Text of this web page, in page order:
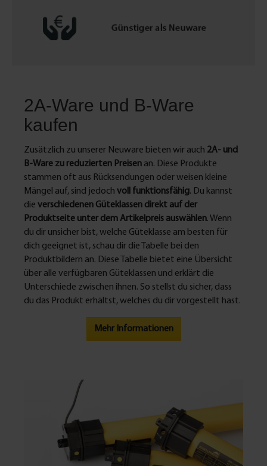
2A-Ware und B-Ware
kaufen
Zusätzlich zu unserer Neuware bieten wir auch 2A- und
B-Ware zu reduzierten Preisen an. Diese Produkte
stammen oft aus Rücksendungen oder weisen kleine
Mängel auf, sind jedoch voll funktionsfähig. Du kannst
die verschiedenen Güteklassen direkt auf der
Produktseite unter dem Artikelpreis auswählen. Wenn
du dir unsicher bist, welche Güteklasse am besten für
dich geeignet ist, schau dir die Tabelle bei den
Produktbildern an. Diese Tabelle bietet eine Übersicht
über alle verfügbaren Güteklassen und erklärt die
Unterschiede zwischen ihnen. So stellst du sicher, dass
du das Produkt erhältst, welches du dir vorgestellt hast.
Mehr Informationen